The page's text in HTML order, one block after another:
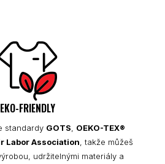
EKO-FRIENDLY
standardy GOTS
OEKO-TEX®
Labor Association , takže můžeš
udržitelnými materiály a